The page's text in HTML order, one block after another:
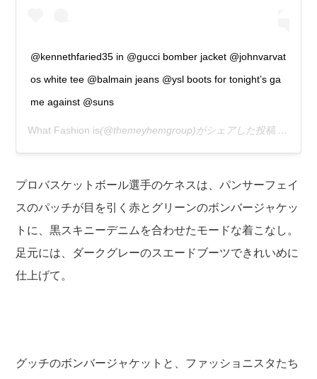
@kennethfaried35 in @gucci bomber jacket @johnvarvat
os white tee @balmain jeans @ysl boots for tonight’s ga
me against @suns
What Fashion is(@themeyhemgroup)がシェアした投稿 –
プロバスケットボール選手のケネスは、パンサーフェイ
スのパッチが目を引く赤とグリーンのボンバージャケッ
トに、黒スキニーデニムを合わせたモードな着こなし。
足元には、ダークグレーのスエードブーツできれいめに
仕上げて。
グッチのボンバージャケットと、ファッショニスタたち